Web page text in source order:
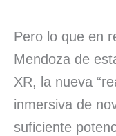
Pero lo que en
Mendoza de
XR, la nueva
inmersiva de
suficiente